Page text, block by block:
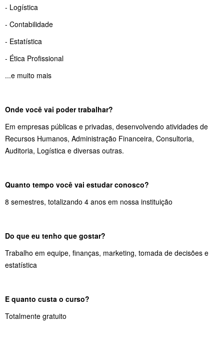
- Logística
- Contabilidade
- Estatística
- Ética Profissional
...e muito mais
Onde você vai poder trabalhar?
Em empresas públicas e privadas, desenvolvendo atividades de
Recursos Humanos, Administração Financeira, Consultoria,
Auditoria, Logística e diversas outras.
Quanto tempo você vai estudar conosco?
8 semestres, totalizando 4 anos em nossa instituição
Do que eu tenho que gostar?
Trabalho em equipe, finanças, marketing, tomada de decisões e
estatística
E quanto custa o curso?
Totalmente gratuito